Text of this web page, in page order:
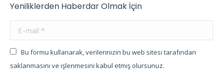
Yeniliklerden Haberdar Olmak İçin
E-mail *
Bu formu kullanarak, verilerinizin bu web sitesi tarafından
saklanmasını ve işlenmesini kabul etmiş olursunuz.